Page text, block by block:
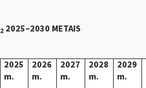
22025–2030 METAIS
2025
m.
2026
m.
2027
m.
2028
m.
2029
m.